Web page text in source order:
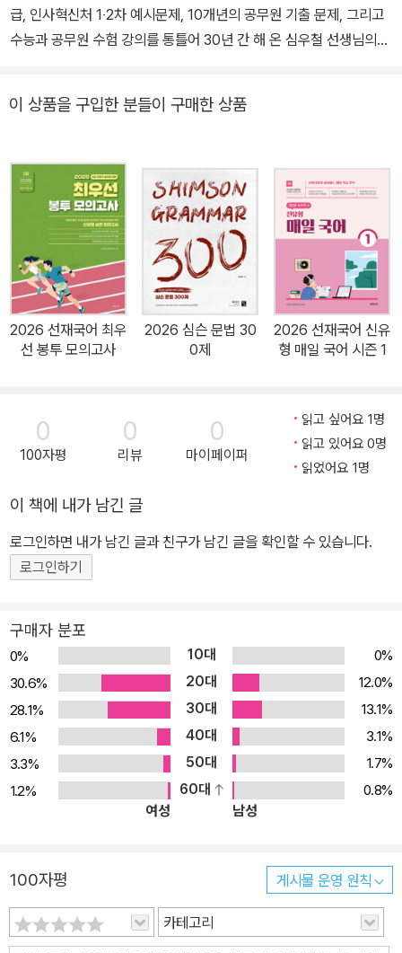
급, 인사혁신처 1‧2차 예시문제, 10개년의 공무원 기출 문제, 그리고
수능과 공무원 수험 강의를 통틀어 30년 간 해 온 심우철 선생님의
급부터 출제 기조가 실무 중심으로 전환됨에 따라 실무 어휘 200개
리하여 생활영어 및 신유형 독해 지문을 대비하는 데 도움이 됩니다.
3. 상황별 기출 생활영어 표현 그간 공무원 시험의 생활영어 지문이
나 보기에 출제된 기출 표현 중 암기 또는 참고가 필요한 표현들은 상
황별로 분류하여 담아 두었습니다. 문제 풀이 시 대화문의 흐름을 빠
르게 파악할 수 있도록 해당 표현들을 미리 학습해 두면 좋습니다. 4.
어휘의 초고효율 학습을 위한 ‘표제어 + 파생어/유의어/예문’ 구성
『2026 심슨 보카』는 학습의 부담감을 줄이기 위해 중요 핵심 어휘만
표제어로 선정한 대신, 파생어, 유의어, 예문, 그리고 부록(기초 어휘)
인 단어는 최대한 삭제하고 최근 중요하게 떠오르는 단어는 새롭게
추가하는 등 심혈을 기울여 개정하였습니다. 5. 도식화된 ‘어원과 연
상’을 활용한 어휘 학습 영어 어휘 학습에서 어원과 연상이 가지는 역
두사, 접미사를 중심으로 나누고 도식화하였으며, '연상 중심 어휘'는
각 어휘의 발음과 형태를 이용해 연상 설명을 덧붙였습니다. 학습자
들은 이 두 가지 학습 방식으로 학습 흥미를 높이고 강력한 암기 효과
들이 가장 힘들어하는 유의어 암기를 돕고자 표제어로 나온 어휘가
다른 표제어의 유의어로 여러 차례 등장하도록 구성하였습니다. 어휘
의 반복적인 노출을 통해 궁극적으로는 장기 기억 효과를 얻을 수 있
습니다. 7. 학습 효과를 극대화하는 무료 학습 자료 제공 시간과 장소
에 구애받지 않고 어휘를 들으면서 암기할 수 있는 음원 MP3 파일을
비롯하여, 심우철 선생님의 동영상 강의, 주관식 테스트지, 암기고래
단어 APP을 통한 서비스 등의 다양한 학습 자료를 제공해 드리고 있
습니다. (6월부터 순차적으로 관련 서비스 오픈/자세한 사항은 심슨
영어연구소 공식 인터넷 카페 참고)
이 상품을 구입한 분들이 구매한 상품
2026 선재국어 최우
선 봉투 모의고사
2026 심슨 문법 30
0제
2026 선재국어 신유
형 매일 국어 시즌 1
0
100자평
0
리뷰
0
마이페이퍼
읽고 싶어요 1명
읽고 있어요 0명
읽었어요 1명
이 책에 내가 남긴 글
로그인하면 내가 남긴 글과 친구가 남긴 글을 확인할 수 있습니다.
로그인하기
구매자 분포
0% 10대
0%
30.6%
20대
12.0%
28.1%
30대
13.1%
6.1%
40대
3.1%
3.3%
50대
1.7%
1.2%
60대
0.8%
여성
남성
100자평 게시물 운영 원칙
카테고리